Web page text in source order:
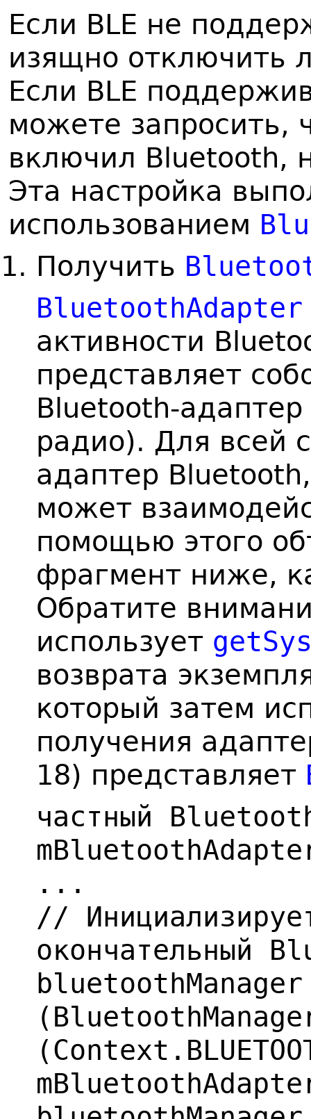
Если BLE не
изящно отключить
Если BLE
можете запросить,
включил Bluetooth,
Эта настройка
использованием
Получить
BluetoothAdapter
активности
представляет
Bluetooth-
радио). Для всей
адаптер
может
помощью этого
фрагмент ниже,
Обратите
использует
возврата
который затем
получения
18) представляет
частный
...
//
окончательный